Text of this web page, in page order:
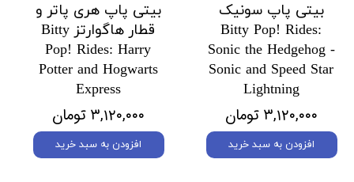
بیتی پاپ سونیک
Bitty Pop! Rides:
Sonic the Hedgehog -
Sonic and Speed Star
Lightning
۳,۱۲۰,۰۰۰ تومان
افزودن به سبد خرید
بیتی پاپ هری پاتر و
قطار هاگوارتز Bitty
Pop! Rides: Harry
Potter and Hogwarts
Express
۳,۱۲۰,۰۰۰ تومان
افزودن به سبد خرید